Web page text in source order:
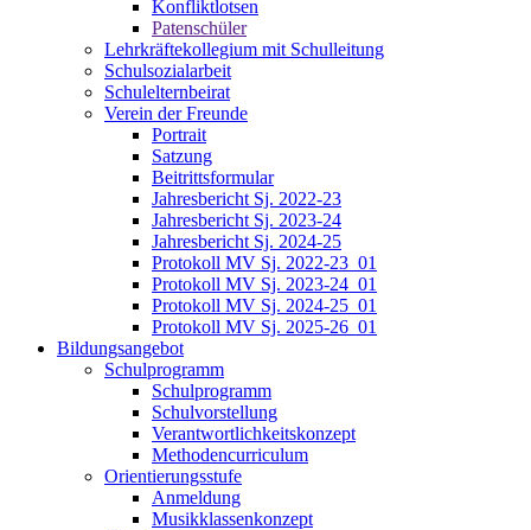
Konfliktlotsen
Patenschüler
Lehrkräftekollegium mit Schulleitung
Schulsozialarbeit
Schulelternbeirat
Verein der Freunde
Portrait
Satzung
Beitrittsformular
Jahresbericht Sj. 2022-23
Jahresbericht Sj. 2023-24
Jahresbericht Sj. 2024-25
Protokoll MV Sj. 2022-23_01
Protokoll MV Sj. 2023-24_01
Protokoll MV Sj. 2024-25_01
Protokoll MV Sj. 2025-26_01
Bildungsangebot
Schulprogramm
Schulprogramm
Schulvorstellung
Verantwortlichkeitskonzept
Methodencurriculum
Orientierungsstufe
Anmeldung
Musikklassenkonzept